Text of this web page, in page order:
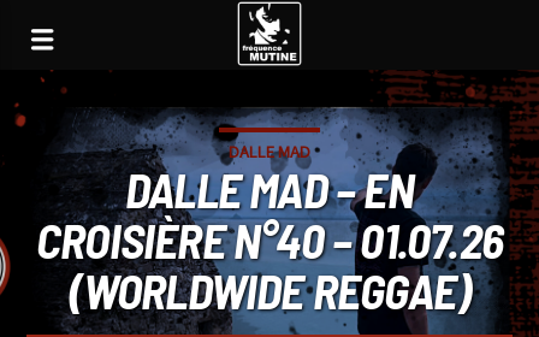
DALLE MAD
DALLE MAD – EN
CROISIÈRE N°40 – 01.07.26
(WORLDWIDE REGGAE)